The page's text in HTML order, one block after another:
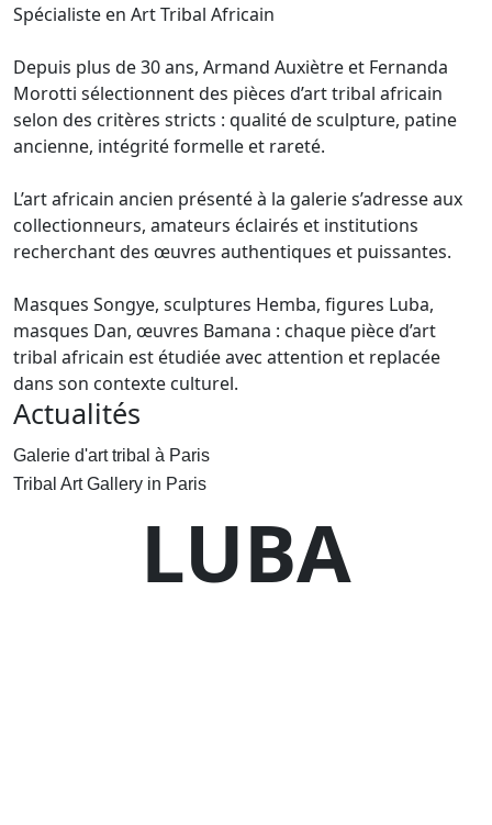
Spécialiste en Art Tribal Africain
Depuis plus de 30 ans, Armand Auxiètre et Fernanda
Morotti sélectionnent des pièces d’art tribal africain
selon des critères stricts : qualité de sculpture, patine
ancienne, intégrité formelle et rareté.
L’art africain ancien présenté à la galerie s’adresse aux
collectionneurs, amateurs éclairés et institutions
recherchant des œuvres authentiques et puissantes.
Masques Songye, sculptures Hemba, figures Luba,
masques Dan, œuvres Bamana : chaque pièce d’art
tribal africain est étudiée avec attention et replacée
dans son contexte culturel.
Actualités
Galerie d'art tribal à Paris
Tribal Art Gallery in Paris
LUBA